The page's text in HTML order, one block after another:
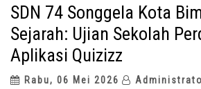
SDN 74 Songgela Kota
Sejarah: Ujian Sekolah
Aplikasi Quizizz
Rabu, 06 Mei 2026